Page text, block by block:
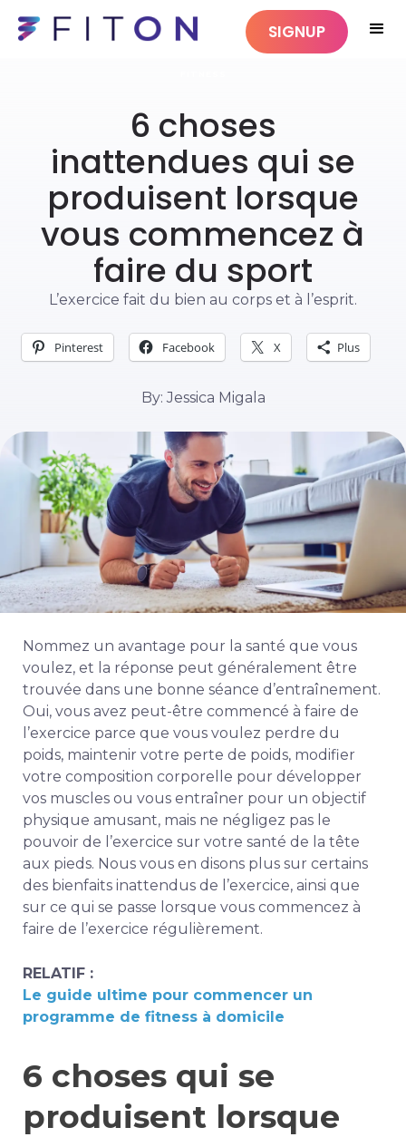
SIGNUP
6 choses
inattendues qui se
produisent lorsque
vous commencez à
faire du sport
L’exercice fait du bien au corps et à l’esprit.
Pinterest Facebook X Plus
By: Jessica Migala
Nommez un avantage pour la santé que vous
voulez, et la réponse peut généralement être
trouvée dans une bonne séance d’entraînement.
Oui, vous avez peut-être commencé à faire de
l’exercice parce que vous voulez perdre du
poids, maintenir votre perte de poids, modifier
votre composition corporelle pour développer
vos muscles ou vous entraîner pour un objectif
physique amusant, mais ne négligez pas le
pouvoir de l’exercice sur votre santé de la tête
aux pieds. Nous vous en disons plus sur certains
des bienfaits inattendus de l’exercice, ainsi que
sur ce qui se passe lorsque vous commencez à
faire de l’exercice régulièrement.
RELATIF :
Le guide ultime pour commencer un
programme de fitness à domicile
6 choses qui se
produisent lorsque